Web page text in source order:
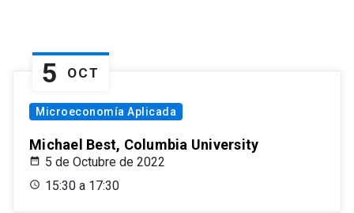
5 OCT
Microeconomía Aplicada
Michael Best, Columbia University
5 de Octubre de 2022
15:30 a 17:30